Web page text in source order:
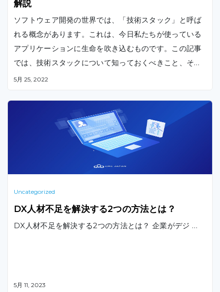
解説
ソフトウェア開発の世界では、「技術スタック」と呼ば
れる概念があります。これは、今日私たちが使っている
アプリケーションに生命を吹き込むものです。この記事
では、技術スタックについて知っておくべきこと、そし
て技術スタックがアプリケーションのデザイン、機能性
5月 25, 2022
Uncategorized
DX人材不足を解決する2つの方法とは？
DX人材不足を解決する2つの方法とは？ 企業がデジ …
5月 11, 2023